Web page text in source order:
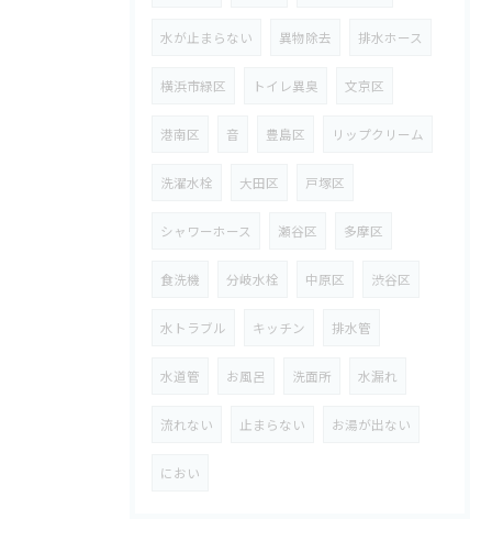
水が止まらない 異物除去 排水ホース
横浜市緑区 トイレ異臭 文京区
港南区 音 豊島区 リップクリーム
洗濯水栓 大田区 戸塚区
シャワーホース 瀬谷区 多摩区
食洗機 分岐水栓 中原区 渋谷区
水トラブル キッチン 排水管
水道管 お風呂 洗面所 水漏れ
流れない 止まらない お湯が出ない
におい